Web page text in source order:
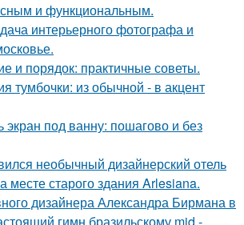
и функциональным.
интерьерного фотографа и
и порядок: практичные советы.
тумбочки: из обычной - в акцент
экран под ванну: пошагово и без
необычный дизайнерский отель
месте старого здания Arlesiana.
дизайнера Александра Бирмана в